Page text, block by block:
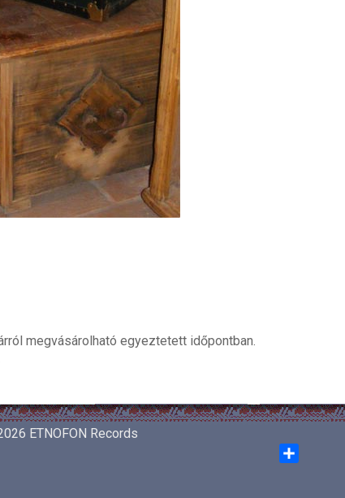
megvásárolható egyeztetett időpontban.
ETNOFON Records